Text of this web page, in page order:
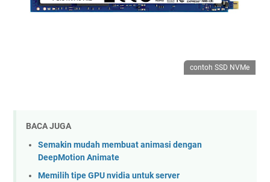
contoh SSD NVMe
BACA JUGA
Semakin mudah membuat animasi dengan
DeepMotion Animate
Memilih tipe GPU nvidia untuk server